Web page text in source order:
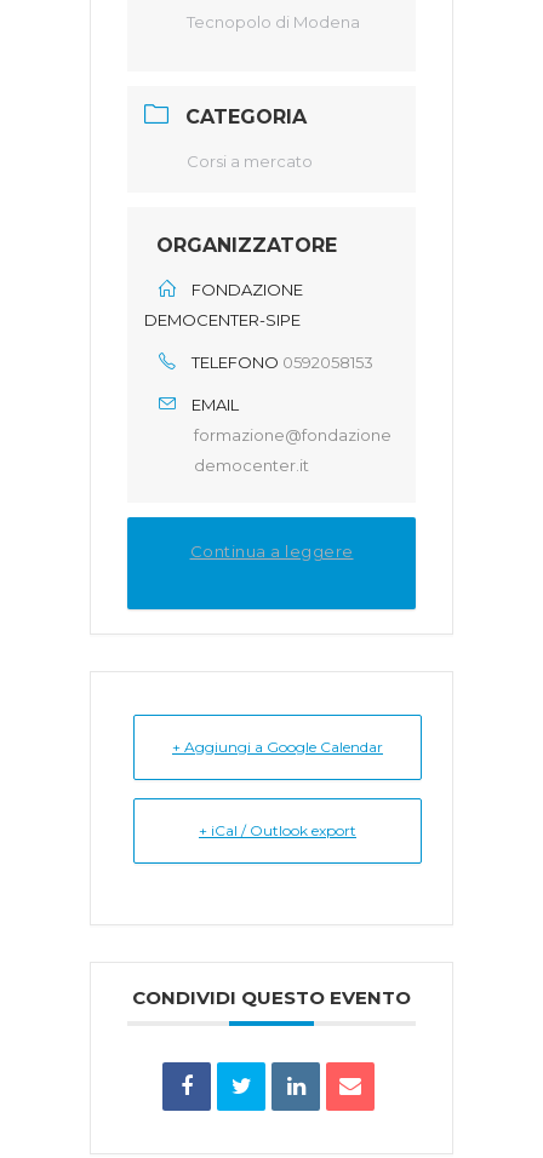
Tecnopolo di Modena
CATEGORIA
Corsi a mercato
ORGANIZZATORE
FONDAZIONE
DEMOCENTER-SIPE
TELEFONO 0592058153
EMAIL
formazione@fondazione
democenter.it
Continua a leggere
+ Aggiungi a Google Calendar
+ iCal / Outlook export
CONDIVIDI QUESTO EVENTO